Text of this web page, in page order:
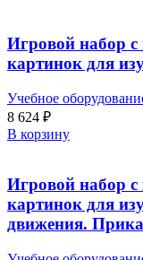
Игровой набор с
картинок для
Учебное
8 624 ₽
В корзину
Игровой набор с
картинок для
движения.